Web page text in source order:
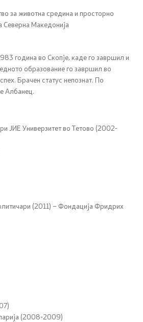
за квалитет на воздух
за животна средина и просторно
Македонија
година во Скопје, каде го завршил и
образование го завршил во
Брачен статус непознат. По
Албанец.
ЈИЕ Универзитет во Тетово (2002-
(2011) – Фондација Фридрих
(2008-2009)